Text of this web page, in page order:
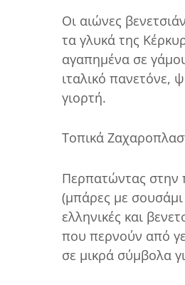
Οι αιώνες
τα γλυκά της
αγαπημένα σε
ιταλικό πανετόνε,
γιορτή.
Τοπικά
Περπατώντας στην
(μπάρες με
ελληνικές και
που περνούν από
σε μικρά σύμβολα